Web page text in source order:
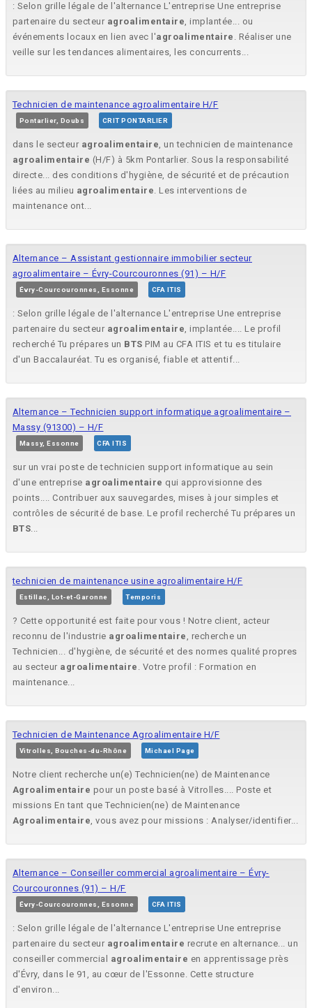
: Selon grille légale de l'alternance L'entreprise Une entreprise
partenaire du secteur agroalimentaire, implantée... ou
événements locaux en lien avec l'agroalimentaire . Réaliser une
veille sur les tendances alimentaires, les concurrents...
Technicien de maintenance agroalimentaire H/F
Pontarlier, Doubs CRIT PONTARLIER
dans le secteur agroalimentaire, un technicien de maintenance
agroalimentaire (H/F) à 5km Pontarlier. Sous la responsabilité
directe... des conditions d'hygiène, de sécurité et de précaution
liées au milieu agroalimentaire. Les interventions de
maintenance ont...
Alternance – Assistant gestionnaire immobilier secteur
agroalimentaire – Évry-Courcouronnes (91) – H/F
Évry-Courcouronnes, Essonne CFA ITIS
: Selon grille légale de l'alternance L'entreprise Une entreprise
partenaire du secteur agroalimentaire, implantée.... Le profil
recherché Tu prépares un BTS PIM au CFA ITIS et tu es titulaire
d'un Baccalauréat. Tu es organisé, fiable et attentif...
Alternance – Technicien support informatique agroalimentaire –
Massy (91300) – H/F
Massy, Essonne CFA ITIS
sur un vrai poste de technicien support informatique au sein
d'une entreprise agroalimentaire qui approvisionne des
points.... Contribuer aux sauvegardes, mises à jour simples et
contrôles de sécurité de base. Le profil recherché Tu prépares un
BTS...
technicien de maintenance usine agroalimentaire H/F
Estillac, Lot-et-Garonne Temporis
? Cette opportunité est faite pour vous ! Notre client, acteur
reconnu de l'industrie agroalimentaire , recherche un
Technicien... d'hygiène, de sécurité et des normes qualité propres
au secteur agroalimentaire . Votre profil : Formation en
maintenance...
Technicien de Maintenance Agroalimentaire H/F
Vitrolles, Bouches-du-Rhône Michael Page
Notre client recherche un(e) Technicien(ne) de Maintenance
Agroalimentaire pour un poste basé à Vitrolles.... Poste et
missions En tant que Technicien(ne) de Maintenance
Agroalimentaire, vous avez pour missions : Analyser/identifier...
Alternance – Conseiller commercial agroalimentaire – Évry-
Courcouronnes (91) – H/F
Évry-Courcouronnes, Essonne CFA ITIS
: Selon grille légale de l'alternance L'entreprise Une entreprise
partenaire du secteur agroalimentaire recrute en alternance... un
conseiller commercial agroalimentaire en apprentissage près
d'Évry, dans le 91, au cœur de l'Essonne. Cette structure
d'environ...